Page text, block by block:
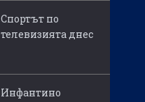
Спортът по
телевизията днес
Инфантино